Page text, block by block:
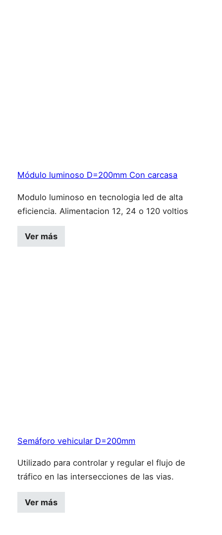
Módulo luminoso D=200mm Con carcasa
Modulo luminoso en tecnologia led de alta
eficiencia. Alimentacion 12, 24 o 120 voltios
Ver más
Semáforo vehicular D=200mm
Utilizado para controlar y regular el flujo de
tráfico en las intersecciones de las vias.
Ver más